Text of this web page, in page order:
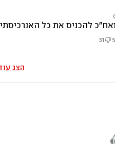
להכניס את כל
5
31
הצג